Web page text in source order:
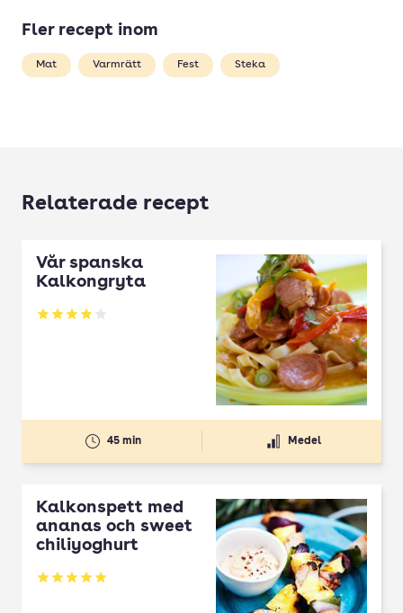
Fler recept inom
Mat Varmrätt Fest Steka
Relaterade recept
Vår spanska
Kalkongryta
Betyg: 3.91 av 5
45 min Medel
Kalkonspett med
ananas och sweet
chiliyoghurt
Betyg: 5 av 5